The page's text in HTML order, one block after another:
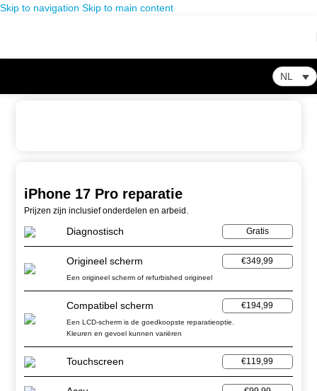
Skip to navigation Skip to main content
NL
iPhone 17 Pro reparatie
Prijzen zijn inclusief onderdelen en arbeid.
Diagnostisch Gratis
Origineel scherm €349,99
Een origineel scherm of refurbished origineel
Compatibel scherm €194,99
Een LCD-scherm is de goedkoopste reparatieoptie.
Kleuren en gevoel kunnen variëren
Touchscreen €119,99